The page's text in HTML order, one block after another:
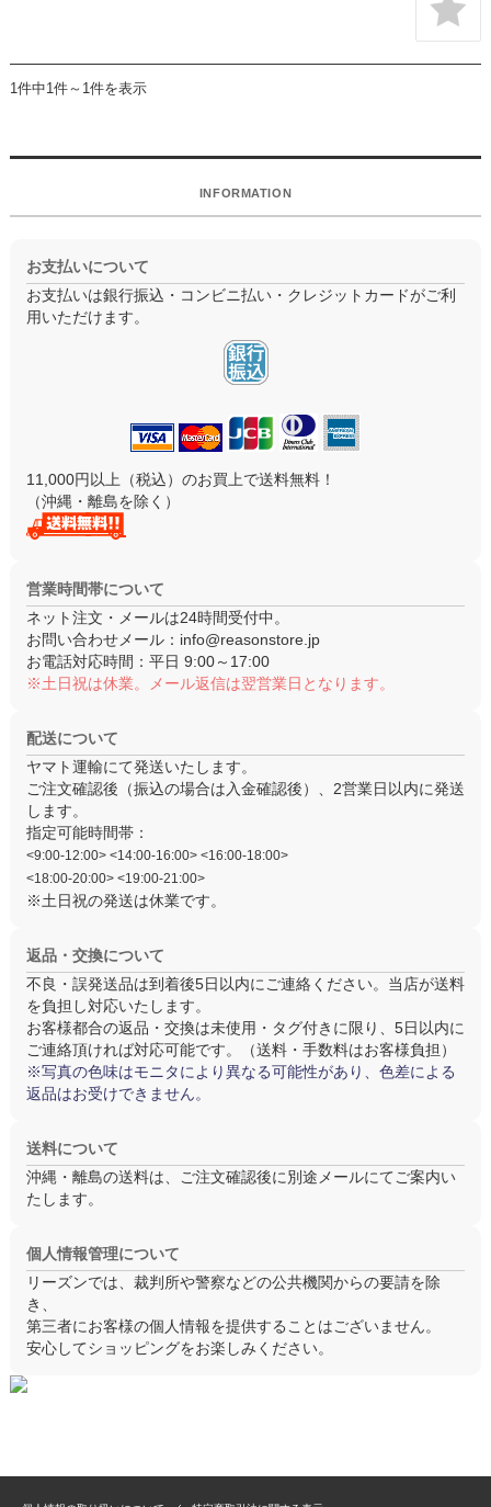
1件中1件～1件を表示
INFORMATION
お支払いについて
お支払いは銀行振込・コンビニ払い・クレジットカードがご利
用いただけます。
11,000円以上（税込）のお買上で送料無料！
（沖縄・離島を除く）
営業時間帯について
ネット注文・メールは24時間受付中。
お問い合わせメール： info@reasonstore.jp
お電話対応時間： 平日 9:00～17:00
※土日祝は休業。メール返信は翌営業日となります。
配送について
ヤマト運輸にて発送いたします。
ご注文確認後（振込の場合は入金確認後）、 2営業日以内に発送
します。
指定可能時間帯：
<9:00-12:00> <14:00-16:00> <16:00-18:00>
<18:00-20:00> <19:00-21:00>
※土日祝の発送は休業です。
返品・交換について
不良・誤発送品は到着後5日以内にご連絡ください。当店が送料
を負担し対応いたします。
お客様都合の返品・交換は未使用・タグ付き に限り、5日以内に
ご連絡頂ければ対応可能です。（送料・手数料はお客様負担）
※写真の色味はモニタにより異なる可能性があり、色差による
返品はお受けできません。
送料について
沖縄・離島の送料は、ご注文確認後に別途メールにてご案内い
たします。
個人情報管理について
リーズンでは、裁判所や警察などの公共機関からの要請を除
き、
第三者にお客様の個人情報を提供することはございません。
安心してショッピングをお楽しみください。